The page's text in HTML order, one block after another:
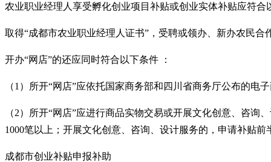
农业职业经理人享受孵化创业项目补贴或创业实体补贴应符合
取得“成都市农业职业经理人证书”，受聘或领办、新办农民
开办“网店”的还应同时符合以下条件 ：
（1）所开“网店”应依托国家商务部和四川省商务厅公布的电
（2）所开“网店”应进行商品实物交易或开展文化创意、咨
1000笔以上；开展文化创意、咨询、设计服务的，申请补贴
成都市创业补贴申报补助